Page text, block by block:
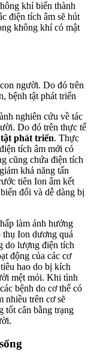
khí biến thành
điện tích âm sẽ hút
không khí có mật
nghiên cứu về tác
Do đó trên thực tế
phát triển. Thực
tích âm mới có
cũng chứa điện tích
khả năng tấn
tiên Ion âm kết
đổi và dễ dàng bị
làm ảnh hưởng
Ion dương quá
do lượng điện tích
động của các cơ
hao do bị kích
mệt mỏi. Khi tình
bệnh do cơ thể có
nhiều trên cơ sẽ
tốt cân bằng trạng